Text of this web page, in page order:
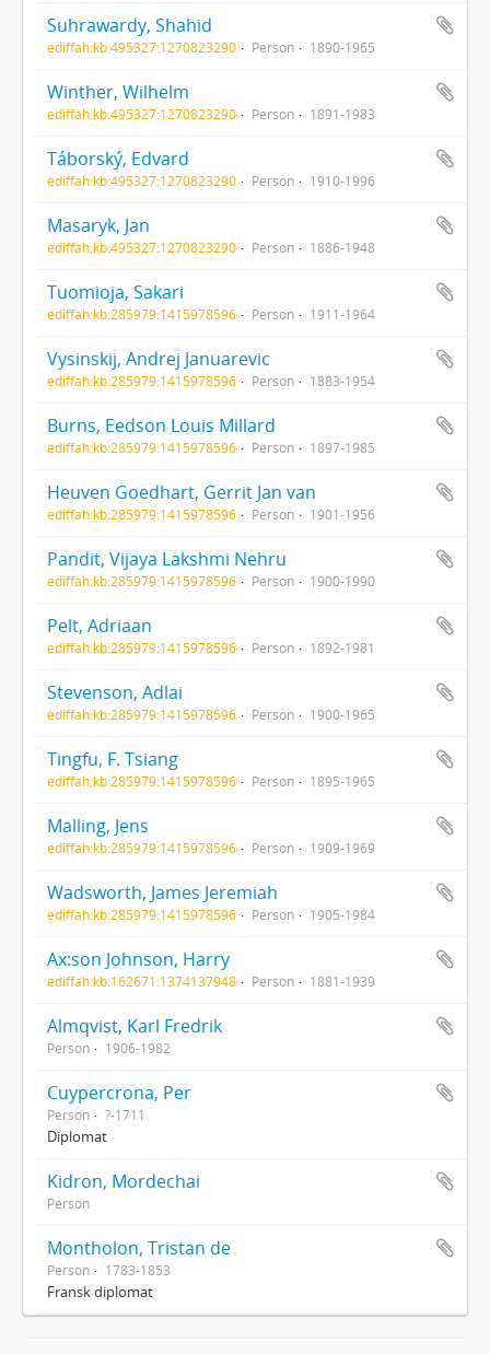
Suhrawardy, Shahid
ediffah:kb:495327:1270823290 Person 1890-1965
Winther, Wilhelm
ediffah:kb:495327:1270823290 Person 1891-1983
Táborský, Edvard
ediffah:kb:495327:1270823290 Person 1910-1996
Masaryk, Jan
ediffah:kb:495327:1270823290 Person 1886-1948
Tuomioja, Sakari
ediffah:kb:285979:1415978596 Person 1911-1964
Vysinskij, Andrej Januarevic
ediffah:kb:285979:1415978596 Person 1883-1954
Burns, Eedson Louis Millard
ediffah:kb:285979:1415978596 Person 1897-1985
Heuven Goedhart, Gerrit Jan van
ediffah:kb:285979:1415978596 Person 1901-1956
Pandit, Vijaya Lakshmi Nehru
ediffah:kb:285979:1415978596 Person 1900-1990
Pelt, Adriaan
ediffah:kb:285979:1415978596 Person 1892-1981
Stevenson, Adlai
ediffah:kb:285979:1415978596 Person 1900-1965
Tingfu, F. Tsiang
ediffah:kb:285979:1415978596 Person 1895-1965
Malling, Jens
ediffah:kb:285979:1415978596 Person 1909-1969
Wadsworth, James Jeremiah
ediffah:kb:285979:1415978596 Person 1905-1984
Ax:son Johnson, Harry
ediffah:kb:162671:1374137948 Person 1881-1939
Almqvist, Karl Fredrik
Person 1906-1982
Cuypercrona, Per
Person ?-1711
Diplomat
Kidron, Mordechai
Person
Montholon, Tristan de
Person 1783-1853
Fransk diplomat